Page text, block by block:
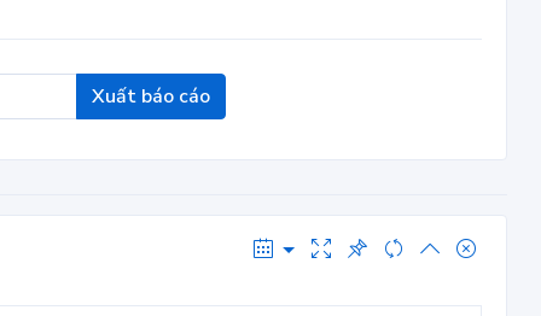
Xuất báo cáo